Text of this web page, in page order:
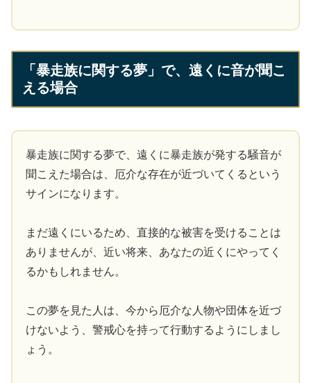
「暴走族に関する夢」で、遠くに音が聞こ
える場合
暴走族に関する夢で、遠くに暴走族が発する騒音が
聞こえた場合は、厄介な存在が近づいてくるという
サインになります。
まだ遠くにいるため、直接的な被害を受けることは
ありませんが、近い将来、あなたの近くにやってく
るかもしれません。
この夢を見た人は、今から厄介な人物や団体を近づ
けないよう、警戒心を持って行動するようにしまし
ょう。